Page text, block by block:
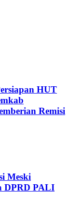
HUT
Remisi
Meski
DPRD PALI